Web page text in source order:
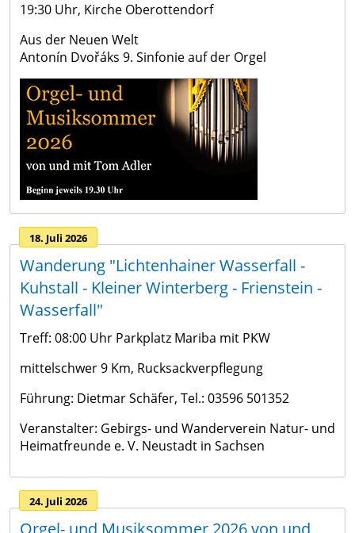
19:30 Uhr, Kirche Oberottendorf
Aus der Neuen Welt
Antonín Dvořáks 9. Sinfonie auf der Orgel
18. Juli 2026
Wanderung "Lichtenhainer Wasserfall -
Kuhstall - Kleiner Winterberg - Frienstein -
Wasserfall"
Treff: 08:00 Uhr Parkplatz Mariba mit PKW
mittelschwer 9 Km, Rucksackverpflegung
Führung: Dietmar Schäfer, Tel.: 03596 501352
Veranstalter: Gebirgs- und Wanderverein Natur- und
Heimatfreunde e. V. Neustadt in Sachsen
24. Juli 2026